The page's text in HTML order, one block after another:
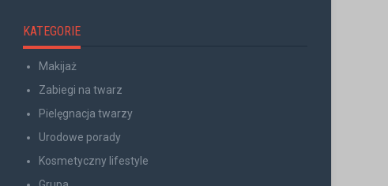
KATEGORIE
Makijaż
Zabiegi na twarz
Pielęgnacja twarzy
Urodowe porady
Kosmetyczny lifestyle